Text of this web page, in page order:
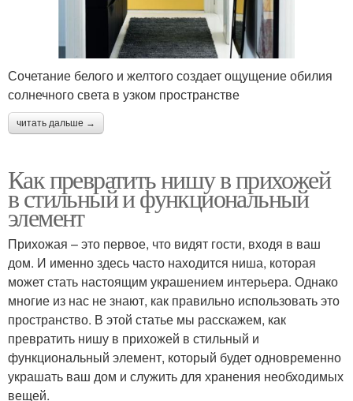
Сочетание белого и желтого создает ощущение обилия
солнечного света в узком пространстве
читать дальше →
Как превратить нишу в прихожей
в стильный и функциональный
элемент
Прихожая – это первое, что видят гости, входя в ваш
дом. И именно здесь часто находится ниша, которая
может стать настоящим украшением интерьера. Однако
многие из нас не знают, как правильно использовать это
пространство. В этой статье мы расскажем, как
превратить нишу в прихожей в стильный и
функциональный элемент, который будет одновременно
украшать ваш дом и служить для хранения необходимых
вещей.